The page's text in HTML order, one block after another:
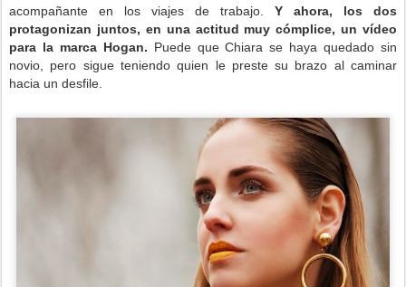
acompañante en los viajes de trabajo.
Y ahora, los dos
protagonizan juntos, en una actitud muy cómplice, un vídeo
para la marca Hogan. Puede que Chiara se haya quedado sin
novio, pero sigue teniendo quien le preste su brazo al caminar
hacia un desfile.